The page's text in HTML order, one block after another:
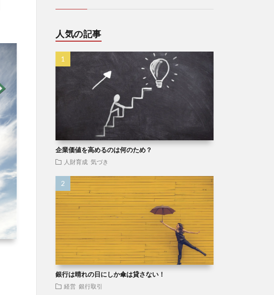
人気の記事
企業価値を高めるのは何のため？
人財育成 気づき
銀行は晴れの日にしか傘は貸さない！
経営 銀行取引